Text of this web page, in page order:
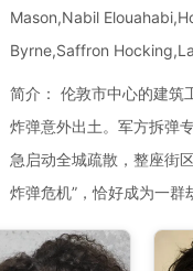
Mason,Nabil
Byrne,Saffron
简介： 伦敦市中心的建筑
炸弹意外出土。军方拆弹
急启动全城疏散，整座街
炸弹危机”，恰好成为一群